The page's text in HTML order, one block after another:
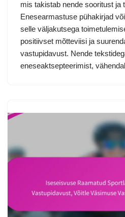
mis takistab nende sooritust ja
Enesearmastuse pühakirjad
selle väljakutsega
positiivset mõtteviisi ja
vastupidavust. Nende
eneseaktsepteerimist,